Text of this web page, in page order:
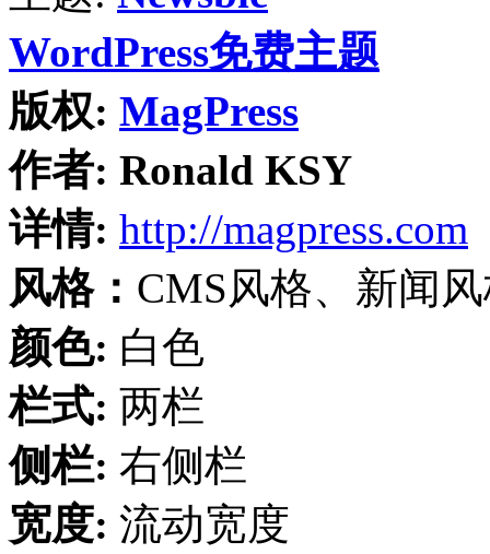
WordPress免费主题
版权: MagPress
作者: Ronald KSY
详情: http://magpress.com
风格： CMS风格、新闻
颜色: 白色
栏式: 两栏
侧栏: 右侧栏
宽度: 流动宽度